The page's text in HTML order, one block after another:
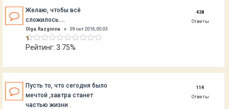
Желаю, чтобы всё
сложилось....
Olga.Razgivina 09 окт 2016, 00:03
Рейтинг: 3.75%
438
Ответы
Пусть то, что сегодня было
мечтой ,завтра станет
частью жизни .
114
Ответы